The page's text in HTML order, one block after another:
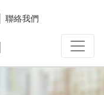
聯絡我們